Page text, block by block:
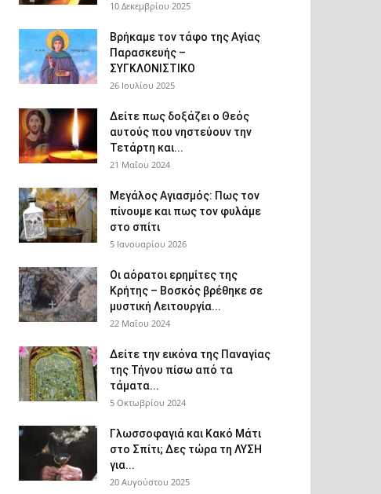
10 Δεκεμβρίου 2025
Βρήκαμε τον τάφο της Αγίας
Παρασκευής –
ΣΥΓΚΛΟΝΙΣΤΙΚΟ
26 Ιουλίου 2025
Δείτε πως δοξάζει ο Θεός
αυτούς που νηστεύουν την
Τετάρτη και...
21 Μαΐου 2024
Μεγάλος Αγιασμός: Πως τον
πίνουμε και πως τον φυλάμε
στο σπίτι
5 Ιανουαρίου 2026
Οι αόρατοι ερημίτες της
Κρήτης – Βοσκός βρέθηκε σε
μυστική Λειτουργία...
22 Μαΐου 2024
Δείτε την εικόνα της Παναγίας
της Τήνου πίσω από τα
τάματα...
5 Οκτωβρίου 2024
Γλωσσοφαγιά και Κακό Μάτι
στο Σπίτι; Δες τώρα τη ΛΥΣΗ
για...
20 Αυγούστου 2025